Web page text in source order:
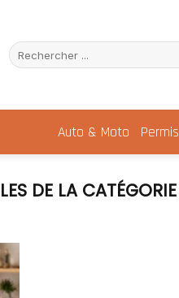
Auto & Moto Permis